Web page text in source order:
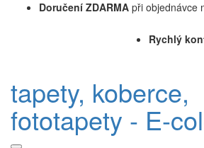
Doručení ZDARMA při objednávce
Rychlý
tapety, koberce,
fototapety - E-